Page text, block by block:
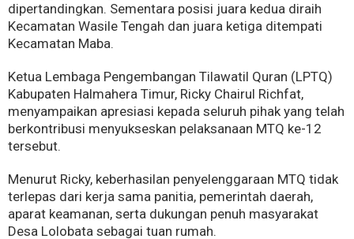
dipertandingkan. Sementara posisi juara kedua diraih
Kecamatan Wasile Tengah dan juara ketiga ditempati
Kecamatan Maba.
Ketua Lembaga Pengembangan Tilawatil Quran (LPTQ)
Kabupaten Halmahera Timur, Ricky Chairul Richfat,
menyampaikan apresiasi kepada seluruh pihak yang telah
berkontribusi menyukseskan pelaksanaan MTQ ke-12
tersebut.
Menurut Ricky, keberhasilan penyelenggaraan MTQ tidak
terlepas dari kerja sama panitia, pemerintah daerah,
aparat keamanan, serta dukungan penuh masyarakat
Desa Lolobata sebagai tuan rumah.